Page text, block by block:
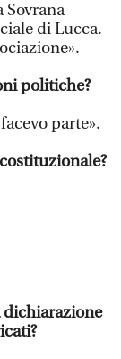
Sovrana
di Lucca.
politiche?
parte».
dichiarazione